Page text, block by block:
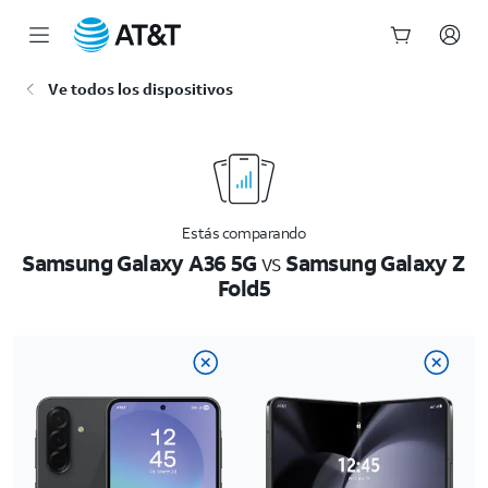
Ve todos los dispositivos
Estás comparando
Samsung Galaxy A36 5GvsSamsung Galaxy Z
Fold5